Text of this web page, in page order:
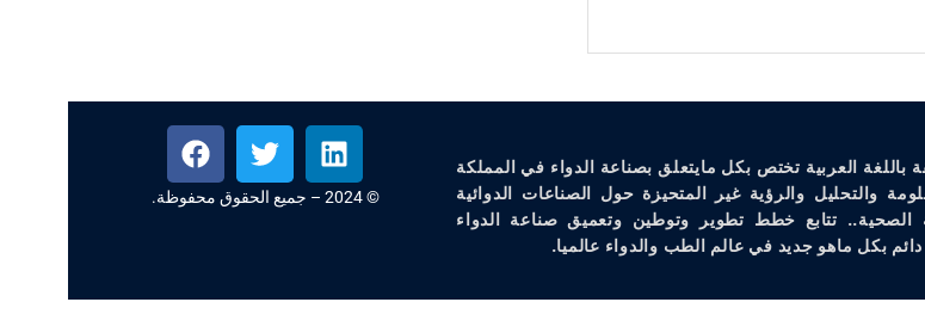
باللغة العربية تختص بكل مايتعلق بصناعة الدواء في المملكة
والتحليل والرؤية غير المتحيزة حول الصناعات الدوائية
الصحية.. تتابع خطط تطوير وتوطين وتعميق صناعة الدواء
بكل ماهو جديد في عالم الطب والدواء عالميا.
© 2024 – جميع الحقوق محفوظة.